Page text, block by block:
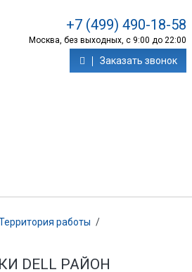
+7 (499) 490-18-58
Москва, без выходных, с 9:00 до 22:00
Заказать звонок
работы /
DELL РАЙОН